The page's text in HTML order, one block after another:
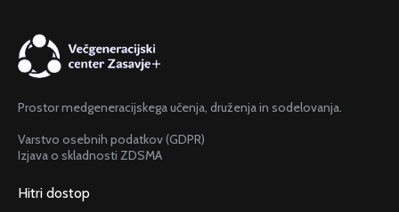
Prostor medgeneracijskega učenja, druženja in sodelovanja.
Varstvo osebnih podatkov (GDPR)
Izjava o skladnosti ZDSMA
Hitri dostop